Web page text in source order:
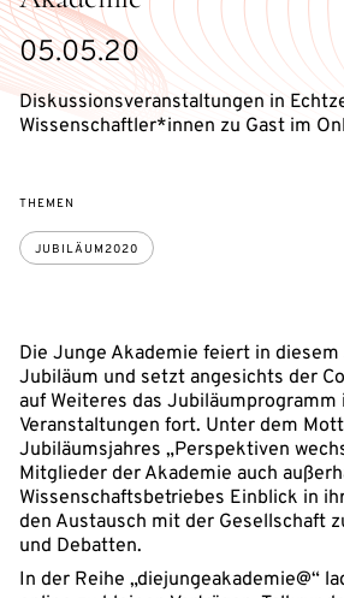
05.05.20
Diskussionsveranstaltungen in
Wissenschaftler*innen zu Gast im
THEMEN
JUBILÄUM2020
Die Junge Akademie feiert in
Jubiläum und setzt angesichts der
auf Weiteres das
Veranstaltungen fort. Unter dem
Jubiläumsjahres „Perspektiven
Mitglieder der Akademie auch
Wissenschaftsbetriebes Einblick in
den Austausch mit der Gesellschaft
und Debatten.
In der Reihe „diejungeakademie@“